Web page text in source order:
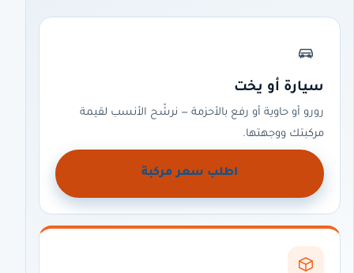
سيارة أو يخت
رورو أو حاوية أو رفع بالأحزمة — نرشّح الأنسب لقيمة
مركبتك ووجهتها.
اطلب سعر مركبة